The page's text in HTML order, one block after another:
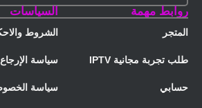
روابط مهمة
المتجر
طلب تجربة مجانية IPTV
حسابي
السياسات
الشروط
سياسة الإرجاع
سياسة